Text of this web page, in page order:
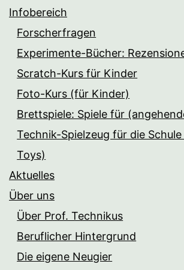
Infobereich
Forscherfragen
Experimente-Bücher:
Scratch-Kurs für Kinder
Foto-Kurs (für Kinder)
Brettspiele: Spiele für
Technik-Spielzeug für die
Toys)
Aktuelles
Über uns
Über Prof. Technikus
Beruflicher Hintergrund
Die eigene Neugier